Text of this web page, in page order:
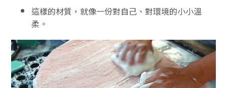
這樣的材質，就像一份對自己、對環境的小小溫
柔。